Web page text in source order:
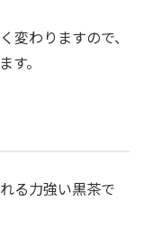
変わりますので、
。
る力強い黒茶で